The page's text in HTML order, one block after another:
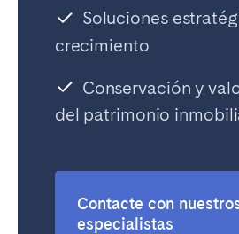
Soluciones
crecimiento
Conservación y
del patrimonio
Contacte con
especialistas
English
Français
Português